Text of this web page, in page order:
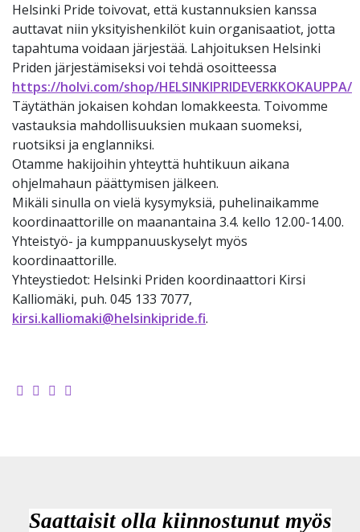
Helsinki Pride toivovat, että kustannuksien kanssa
auttavat niin yksityishenkilöt kuin organisaatiot, jotta
tapahtuma voidaan järjestää. Lahjoituksen Helsinki
Priden järjestämiseksi voi tehdä osoitteessa
https://holvi.com/shop/HELSINKIPRIDEVERKKOKAUPPA/
Täytäthän jokaisen kohdan lomakkeesta. Toivomme
vastauksia mahdollisuuksien mukaan suomeksi,
ruotsiksi ja englanniksi.
Otamme hakijoihin yhteyttä huhtikuun aikana
ohjelmahaun päättymisen jälkeen.
Mikäli sinulla on vielä kysymyksiä, puhelinaikamme
koordinaattorille on maanantaina 3.4. kello 12.00-14.00.
Yhteistyö- ja kumppanuuskyselyt myös
koordinaattorille.
Yhteystiedot: Helsinki Priden koordinaattori Kirsi
Kalliomäki, puh. 045 133 7077,
kirsi.kalliomaki@helsinkipride.fi.
Saattaisit olla kiinnostunut myös